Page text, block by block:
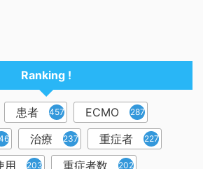
Ranking !
患者 457 ECMO 287
治療 237 重症者 227
用 203 重症者数 202